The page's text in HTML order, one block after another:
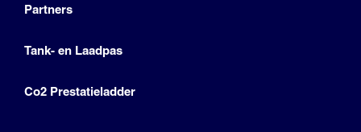
Partners
Tank- en Laadpas
Co2 Prestatieladder